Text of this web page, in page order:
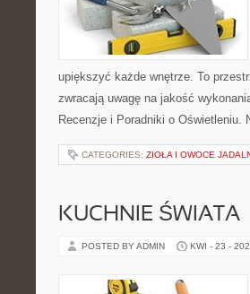
upiększyć każde wnętrze. To
zwracają uwagę na jakość
Recenzje i Poradniki o
CATEGORIES: ZIOŁA I OWOCE
KUCHNIE ŚWIATA
POSTED BY ADMIN KWI - 23 -